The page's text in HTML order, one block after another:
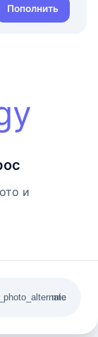
Пополнить
и
mic